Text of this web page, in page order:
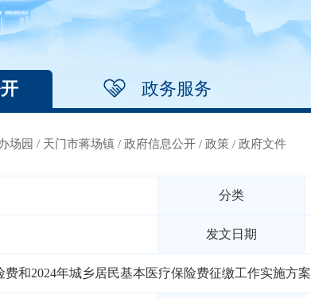
政务服务
场园 / 天门市蒋场镇 / 政府信息公开 / 政策 / 政府文件
分类
发文日期
和2024年城乡居民基本医疗保险费征缴工作实施方案